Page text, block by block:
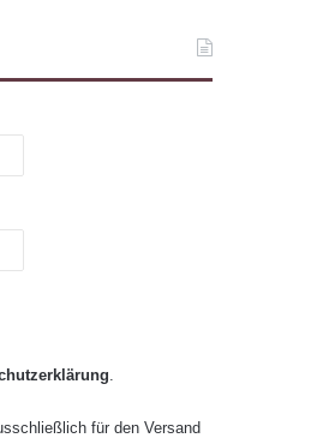
.
für den Versand